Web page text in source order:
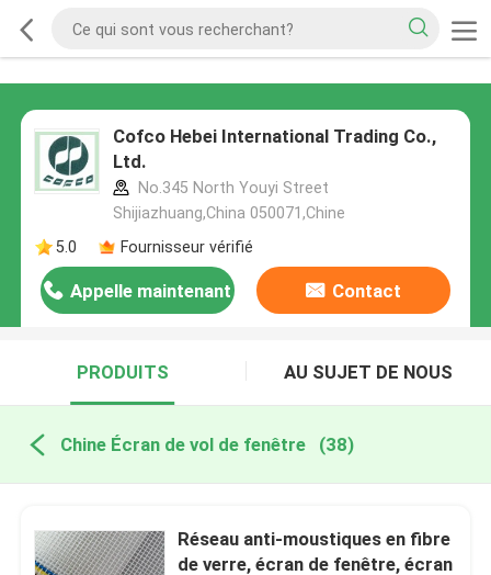
Cofco Hebei International Trading Co.,
Ltd.
No.345 North Youyi Street
Shijiazhuang,China 050071,Chine
5.0
Fournisseur vérifié
Appelle maintenant Contact
PRODUITS AU SUJET DE NOUS
Chine Écran de vol de fenêtre (38)
Réseau anti-moustiques en fibre
de verre, écran de fenêtre, écran